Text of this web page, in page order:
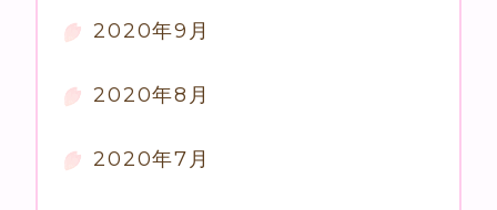
2020年9月
2020年8月
2020年7月